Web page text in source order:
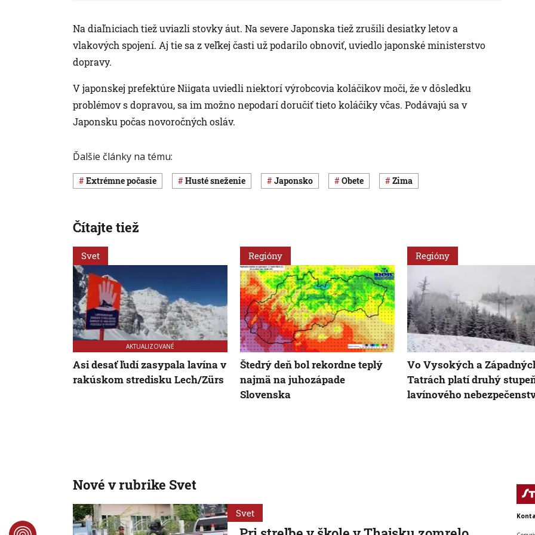
Na diaľniciach tiež uviazli stovky áut. Na severe Japonska tiež zrušili desiatky letov a
vlakových spojení. Aj tie sa z veľkej časti už podarilo obnoviť, uviedlo japonské ministerstvo
dopravy.
V japonskej prefektúre Niigata uviedli niektorí výrobcovia koláčikov moči, že v dôsledku
problémov s dopravou, sa im možno nepodarí doručiť tieto koláčiky včas. Podávajú sa v
Japonsku počas novoročných osláv.
Ďalšie články na tému:
extrémne počasie husté sneženie Japonsko obete zima
Čítajte tiež
Svet
AKTUALIZOVANÉ
Asi desať ľudí zasypala lavína v
rakúskom stredisku Lech/Zürs
Regióny
Štedrý deň bol rekordne teplý
najmä na juhozápade
Slovenska
Regióny
Vo Vysokých a
Tatrách platí druhý
lavínového
Nové v rubrike Svet
Svet